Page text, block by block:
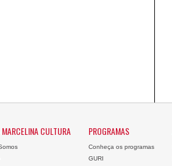
MARCELINA CULTURA PROGRAMAS
Conheça os programas
GURI